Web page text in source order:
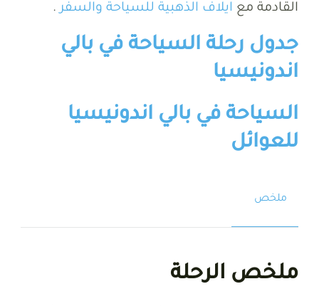
القادمة مع ايلاف الذهبية للسياحة والسفر .
جدول رحلة السياحة في بالي
اندونيسيا
السياحة في بالي اندونيسيا
للعوائل
ملخص
ملخص الرحلة